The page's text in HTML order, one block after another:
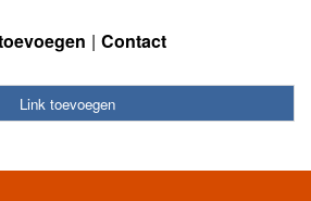
Contact
Link toevoegen